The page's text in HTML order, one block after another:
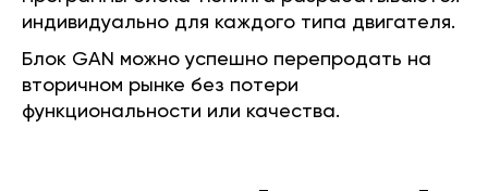
индивидуально для каждого типа двигателя.
Блок GAN можно успешно перепродать на
вторичном рынке без потери
функциональности или качества.